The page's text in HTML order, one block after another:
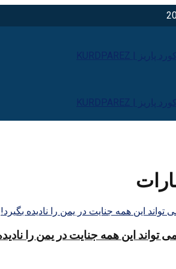
این همه جنایت در یمن را